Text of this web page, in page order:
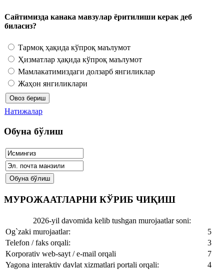
Сайтимизда канака мавзулар ёритилиши керак деб
биласиз?
Тармоқ ҳақида кўпроқ маълумот
Ҳизматлар ҳақида кўпроқ маълумот
Мамлакатимиздаги долзарб янгиликлар
Жаҳон янгиликлари
Натижалар
Обуна бўлиш
МУРОЖААТЛАРНИ КЎРИБ ЧИҚИШ
2026-yil davomida kelib tushgan murojaatlar soni:
Og`zaki murojaatlar:
5
Telefon / faks orqali:
3
Korporativ web-sayt / e-mail orqali
7
Yagona interaktiv davlat xizmatlari portali orqali:
4